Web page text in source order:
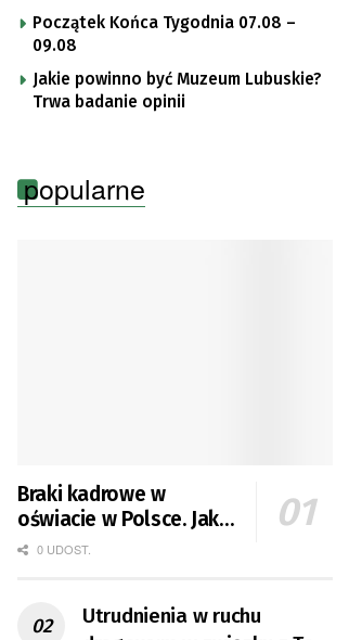
Gorzowskiej
Początek Końca Tygodnia 07.08 –
09.08
Jakie powinno być Muzeum Lubuskie?
Trwa badanie opinii
popularne
Braki kadrowe w
oświacie w Polsce. Jak
jest w Gorzowie?
0 UDOST.
Utrudnienia w ruchu